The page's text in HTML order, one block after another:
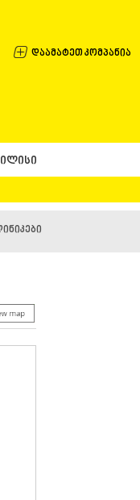
დაამატეთ კომპანია
ᲩᲐᲥᲕᲘ
ᲚᲐᲜᲩᲮᲣᲗᲘ
ᲩᲝᲮᲐᲢᲐᲣᲠᲘ
ᲖᲔᲡᲢᲐᲤᲝᲜᲘ
ᲗᲔᲠᲯᲝᲚᲐ
ᲡᲐᲛᲢᲠᲔᲓᲘᲐ